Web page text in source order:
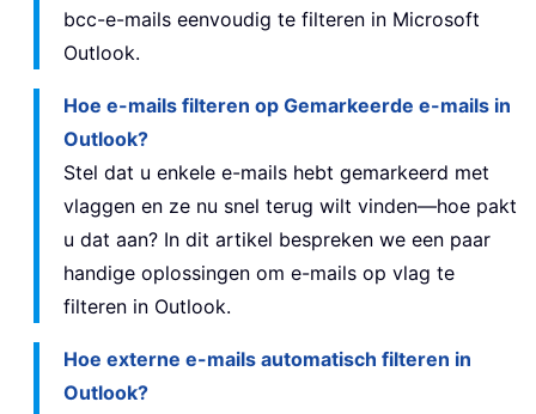
bcc-e-mails eenvoudig te filteren in Microsoft
Outlook.
Hoe e-mails filteren op Gemarkeerde e-mails in
Outlook?
Stel dat u enkele e-mails hebt gemarkeerd met
vlaggen en ze nu snel terug wilt vinden—hoe pakt
u dat aan? In dit artikel bespreken we een paar
handige oplossingen om e-mails op vlag te
filteren in Outlook.
Hoe externe e-mails automatisch filteren in
Outlook?